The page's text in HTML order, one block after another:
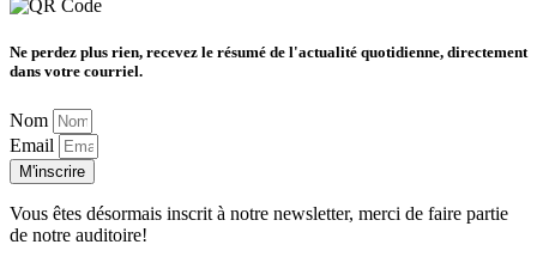
Ne perdez plus rien, recevez le résumé de l'actualité quotidienne, directement
dans votre courriel.
Nom
Email
M'inscrire
Vous êtes désormais inscrit à notre newsletter, merci de faire partie
de notre auditoire!